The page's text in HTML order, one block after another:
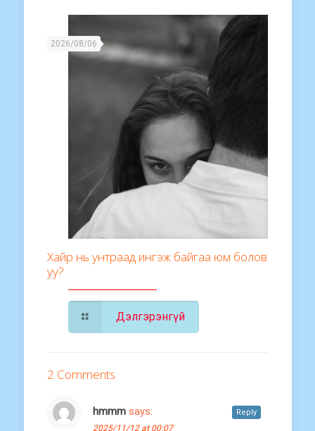
2026/08/06
Хайр нь унтраад ингэж байгаа юм болов
уу?
Дэлгэрэнгүй
2 Comments
hmmm says:
2025/11/12 at 00:07
Reply